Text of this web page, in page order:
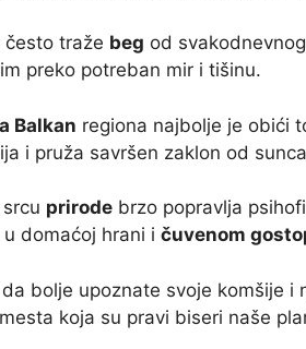
često traže beg od
preko potreban mir i tišinu.
Balkan regiona najbolje je obići
i pruža savršen zaklon od
prirode brzo popravlja
domaćoj hrani i čuvenom
bolje upoznate svoje komšije
koja su pravi biseri naše